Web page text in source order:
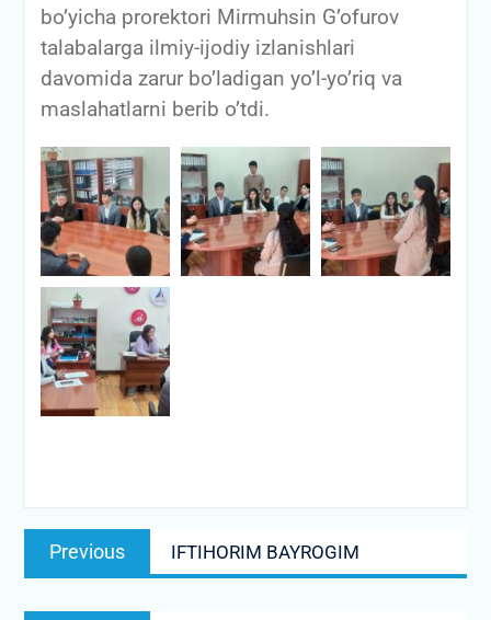
bo’yicha prorektori Mirmuhsin G’ofurov
talabalarga ilmiy-ijodiy izlanishlari
davomida zarur bo’ladigan yo’l-yo’riq va
maslahatlarni berib o’tdi.
Post
menyusi
Previous
post:
IFTIHORIM BAYROGIM